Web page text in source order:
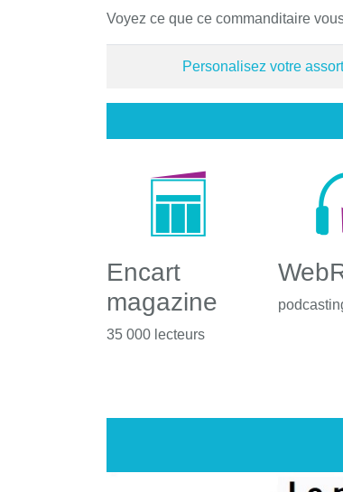
Voyez ce que ce commanditaire
Personalisez votre
Encart
magazine
35 000 lecteurs